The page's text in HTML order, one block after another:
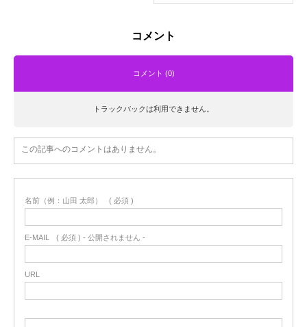
コメント
コメント (0)
トラックバックは利用できません。
この記事へのコメントはありません。
名前（例：山田 太郎） ( 必須 )
E-MAIL ( 必須 ) - 公開されません -
URL